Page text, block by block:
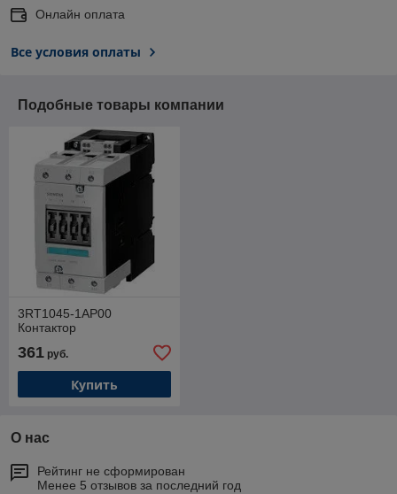
Онлайн оплата
Все условия оплаты
Подобные товары компании
3RT1045-1AP00
Контактор
361 руб.
Купить
О нас
Рейтинг не сформирован
Менее 5 отзывов за последний год